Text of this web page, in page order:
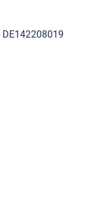
DE142208019